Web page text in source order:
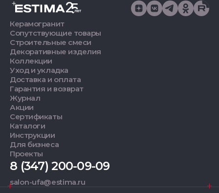
Керамогранит
Сопутствующие товары
Строительные смеси
Декоративные изделия
Коллекции
Уход и укладка
Доставка и оплата
Гарантия и возврат
Журнал
Акции
Сертификаты
Каталоги
Инструкции
Для бизнеса
Проекты
8 (347) 200-09-09
salon-ufa@estima.ru